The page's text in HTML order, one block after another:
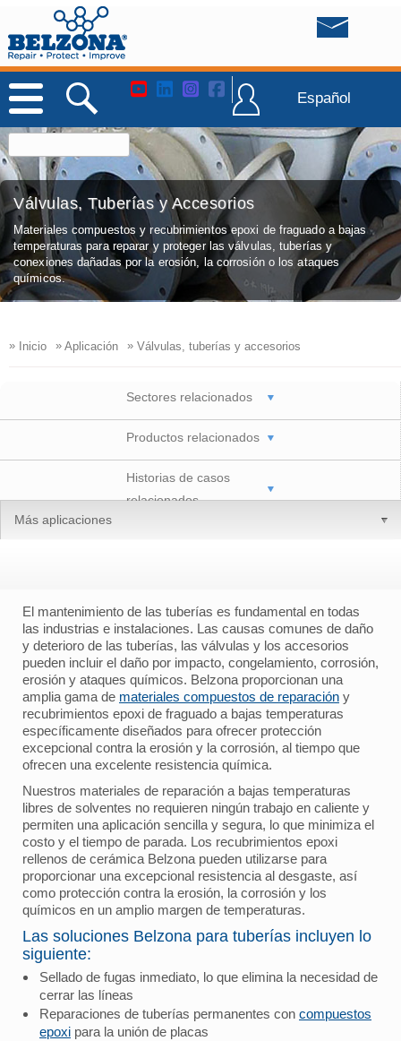
Español
Válvulas, Tuberías y Accesorios
Materiales compuestos y recubrimientos epoxi de fraguado a bajas
temperaturas para reparar y proteger las válvulas, tuberías y
conexiones dañadas por la erosión, la corrosión o los ataques
químicos.
» Inicio » Aplicación » Válvulas, tuberías y accesorios
Sectores relacionados
Productos relacionados
Historias de casos
relacionados
Más aplicaciones
El mantenimiento de las tuberías es fundamental en todas
las industrias e instalaciones. Las causas comunes de daño
y deterioro de las tuberías, las válvulas y los accesorios
pueden incluir el daño por impacto, congelamiento, corrosión,
erosión y ataques químicos. Belzona proporcionan una
amplia gama de materiales compuestos de reparación y
recubrimientos epoxi de fraguado a bajas temperaturas
específicamente diseñados para ofrecer protección
excepcional contra la erosión y la corrosión, al tiempo que
ofrecen una excelente resistencia química.
Nuestros materiales de reparación a bajas temperaturas
libres de solventes no requieren ningún trabajo en caliente y
permiten una aplicación sencilla y segura, lo que minimiza el
costo y el tiempo de parada. Los recubrimientos epoxi
rellenos de cerámica Belzona pueden utilizarse para
proporcionar una excepcional resistencia al desgaste, así
como protección contra la erosión, la corrosión y los
químicos en un amplio margen de temperaturas.
Las soluciones Belzona para tuberías incluyen lo
siguiente:
Sellado de fugas inmediato, lo que elimina la necesidad de
cerrar las líneas
Reparaciones de tuberías permanentes con compuestos
epoxi para la unión de placas